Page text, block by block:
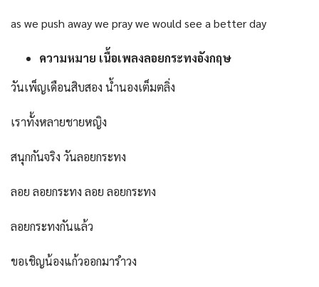
as we push away we pray we would see a better day
ความหมาย เนื้อเพลงลอยกระทงอังกฤษ
วันเพ็ญเดือนสิบสอง น้ำนองเต็มตลิ่ง
เราทั้งหลายชายหญิง
สนุกกันจริง วันลอยกระทง
ลอย ลอยกระทง ลอย ลอยกระทง
ลอยกระทงกันแล้ว
ขอเชิญน้องแก้วออกมารำวง